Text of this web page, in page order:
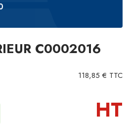
C0002016
118,85 € TTC
HT